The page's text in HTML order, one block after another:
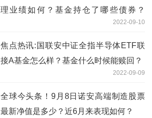
理业绩如何？基金持仓了哪些债券？
2022-09-10
焦点热讯:国联安中证全指半导体ETF联
接A基金怎么样？基金什么时候能赎回？
2022-09-09
全球今头条！9月8日诺安高端制造股票
最新净值是多少？近6月来表现如何？